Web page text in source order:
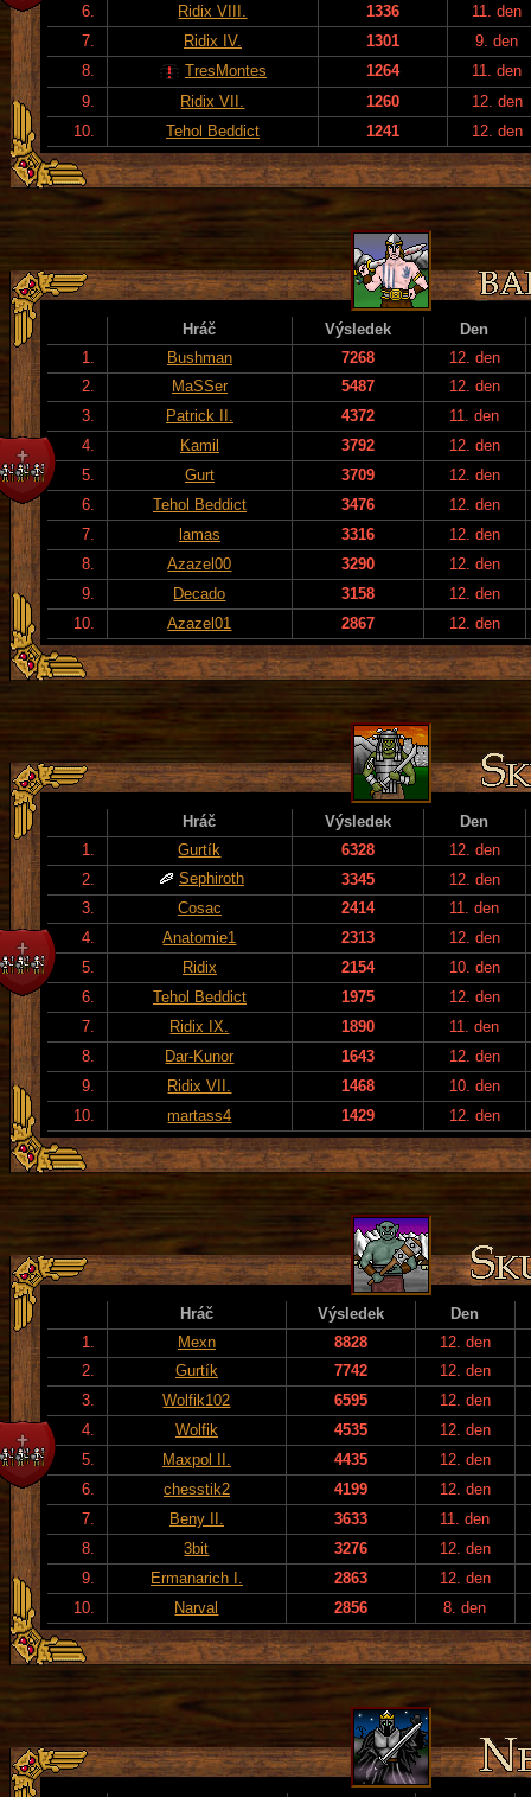
6.
Ridix VIII. 1336
11. den
7.
Ridix IV. 1301
9. den
8.
TresMontes 1264
11. den
9.
Ridix VII. 1260
12. den
10.
Tehol Beddict 1241 12. den
Hráč Výsledek
Den
1.
Bushman 7268
12. den
2.
MaSSer 5487
12. den
3.
Patrick II. 4372
11. den
4.
Kamil 3792
12. den
5.
Gurt 3709
12. den
6.
Tehol Beddict 3476
12. den
7.
lamas 3316
12. den
8.
Azazel00 3290
12. den
9.
Decado 3158
12. den
10.
Azazel01 2867 12. den
Hráč Výsledek
Den
1.
Gurtík 6328
12. den
2.
Sephiroth 3345
12. den
3.
Cosac 2414
11. den
4.
Anatomie1 2313
12. den
5.
Ridix 2154
10. den
6.
Tehol Beddict 1975
12. den
7.
Ridix IX. 1890
11. den
8.
Dar-Kunor 1643
12. den
9.
Ridix VII. 1468
10. den
10.
martass4 1429 12. den
Hráč Výsledek
Den
1.
Mexn 8828
12. den
2.
Gurtík 7742
12. den
3.
Wolfik102 6595
12. den
4.
Wolfik 4535
12. den
5.
Maxpol II. 4435
12. den
6.
chesstik2 4199
12. den
7.
Beny II. 3633
11. den
8.
3bit 3276
12. den
9.
Ermanarich I. 2863
12. den
10.
Narval 2856 8. den